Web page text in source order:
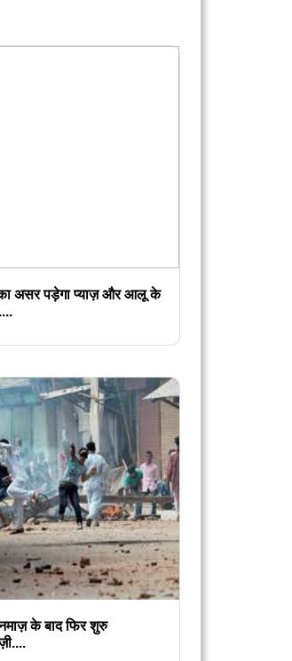
असर पड़ेगा प्याज़ और आलू के
के बाद फिर शुरु